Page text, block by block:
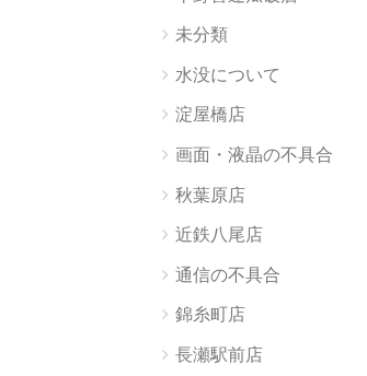
未分類
水没について
淀屋橋店
画面・液晶の不具合
秋葉原店
近鉄八尾店
通信の不具合
錦糸町店
長瀬駅前店